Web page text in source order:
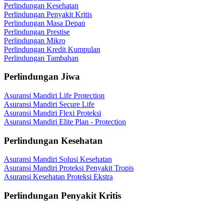
Perlindungan Kesehatan
Perlindungan Penyakit Kritis
Perlindungan Masa Depan
Perlindungan Prestise
Perlindungan Mikro
Perlindungan Kredit Kumpulan
Perlindungan Tambahan
Perlindungan Jiwa
Asuransi Mandiri Life Protection
Asuransi Mandiri Secure Life
Asuransi Mandiri Flexi Proteksi
Asuransi Mandiri Elite Plan - Protection
Perlindungan Kesehatan
Asuransi Mandiri Solusi Kesehatan
Asuransi Mandiri Proteksi Penyakit Tropis
Asuransi Kesehatan Proteksi Ekstra
Perlindungan Penyakit Kritis